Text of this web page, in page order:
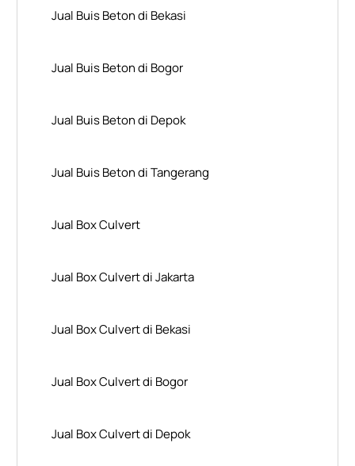
Jual Buis Beton di Bekasi
Jual Buis Beton di Bogor
Jual Buis Beton di Depok
Jual Buis Beton di Tangerang
Jual Box Culvert
Jual Box Culvert di Jakarta
Jual Box Culvert di Bekasi
Jual Box Culvert di Bogor
Jual Box Culvert di Depok